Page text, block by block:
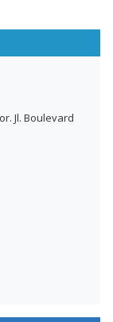
Jl. Boulevard